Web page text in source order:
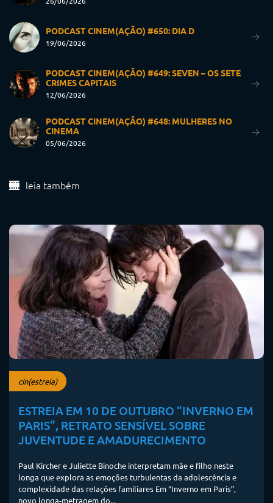
PODCAST CINEM(AÇÃO) #650: DIA D
19/06/2026
PODCAST CINEM(AÇÃO) #649: SEVEN – OS SETE
CRIMES CAPITAIS
12/06/2026
PODCAST CINEM(AÇÃO) #648: MULHERES NO
CINEMA
05/06/2026
leia também
cin(estreia)
ESTREIA EM 10 DE OUTUBRO “INVERNO EM
PARIS”, RETRATO SENSÍVEL SOBRE
JUVENTUDE E AMADURECIMENTO
Paul Kircher e Juliette Binoche interpretam mãe e filho neste
longa que explora as emoções turbulentas da adolescência e
complexidade das relações familiares Em “Inverno em Paris”,
novo longa-metragem do...